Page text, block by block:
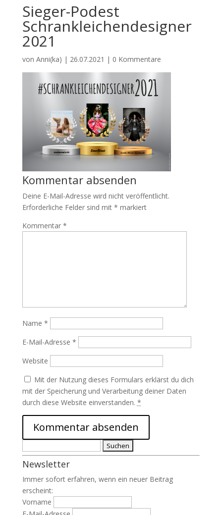
Sieger-Podest
Schrankleichendesigner
2021
von Anni(ka) | 26.07.2021 | 0 Kommentare
Kommentar absenden
Deine E-Mail-Adresse wird nicht veröffentlicht.
Erforderliche Felder sind mit * markiert
Kommentar *
Name *
E-Mail-Adresse *
Website
Mit der Nutzung dieses Formulars erklärst du dich
mit der Speicherung und Verarbeitung deiner Daten
durch diese Website einverstanden. *
nach:
Newsletter
Immer sofort erfahren, wenn ein neuer Beitrag
erscheint:
Vorname